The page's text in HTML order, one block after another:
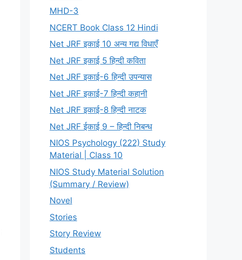
MHD-3
NCERT Book Class 12 Hindi
Net JRF इकाई 10 अन्य गद्य विधाएँ
Net JRF इकाई 5 हिन्दी कविता
Net JRF इकाई-6 हिन्दी उपन्यास
Net JRF इकाई-7 हिन्दी कहानी
Net JRF इकाई-8 हिन्दी नाटक
Net JRF ईकाई 9 – हिन्दी निबन्ध
NIOS Psychology (222) Study
Material | Class 10
NIOS Study Material Solution
(Summary / Review)
Novel
Stories
Story Review
Students